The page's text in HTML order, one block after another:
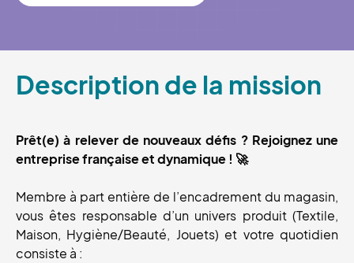
Je postule à cette offre
Description de la mission
Prêt(e) à relever de nouveaux défis ? Rejoignez une
entreprise française et dynamique ! 🚀
Membre à part entière de l’encadrement du magasin,
vous êtes responsable d’un univers produit (Textile,
Maison, Hygiène/Beauté, Jouets) et votre quotidien
consiste à :